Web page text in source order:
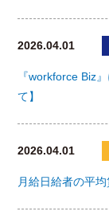
2026.04.01
『workforce Biz
て】
2026.04.01
月給日給者の平